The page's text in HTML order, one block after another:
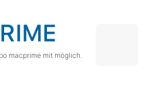
macprime mit möglich.